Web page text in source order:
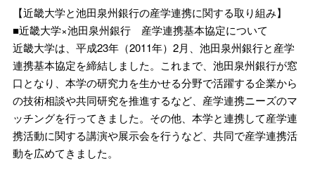
【近畿大学と池田泉州銀行の産学連携に関する取り組み】
■近畿大学×池田泉州銀行 産学連携基本協定について
近畿大学は、平成23年（2011年）2月、池田泉州銀行と産学
連携基本協定を締結しました。これまで、池田泉州銀行が窓
口となり、本学の研究力を生かせる分野で活躍する企業から
の技術相談や共同研究を推進するなど、産学連携ニーズのマ
ッチングを行ってきました。その他、本学と連携して産学連
携活動に関する講演や展示会を行うなど、共同で産学連携活
動を広めてきました。